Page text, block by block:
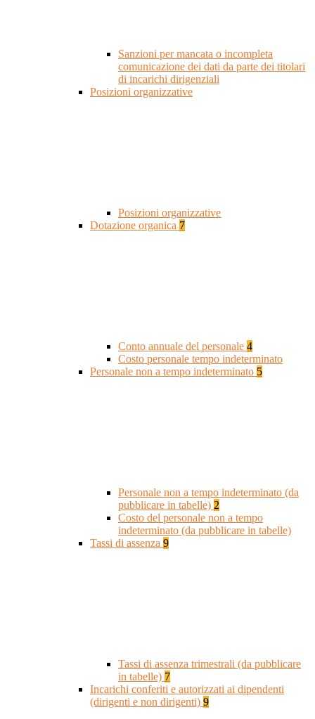
Sanzioni per mancata o incompleta
comunicazione dei dati da parte dei titolari
di incarichi dirigenziali
Posizioni organizzative
Posizioni organizzative
Dotazione organica 7
Conto annuale del personale 4
Costo personale tempo indeterminato
Personale non a tempo indeterminato 5
Personale non a tempo indeterminato (da
pubblicare in tabelle) 2
Costo del personale non a tempo
indeterminato (da pubblicare in tabelle)
Tassi di assenza 9
Tassi di assenza trimestrali (da pubblicare
in tabelle) 7
Incarichi conferiti e autorizzati ai dipendenti
(dirigenti e non dirigenti) 9